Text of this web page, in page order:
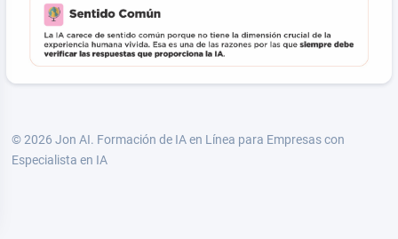
© 2026 Jon AI. Formación de IA en Línea para Empresas con
Especialista en IA